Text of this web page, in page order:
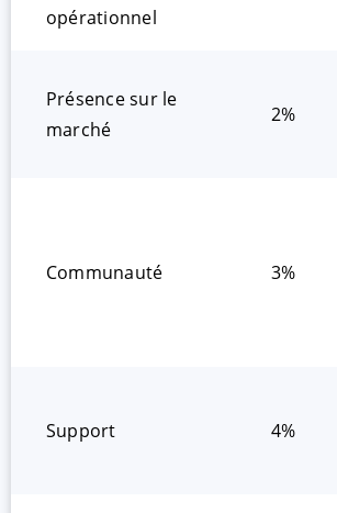
opérationnel
Présence sur le
marché
2%
Communauté 3%
Support 4%